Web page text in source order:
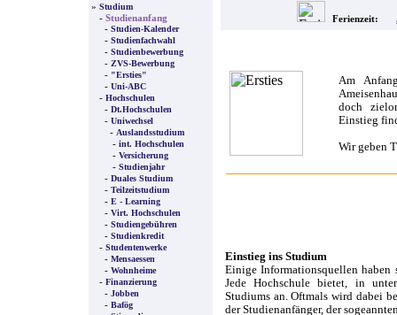
» Studium
- Studienanfang
- Studien-Kalender
- Studienfachwahl
- Studienbewerbung
- ZVS-Bewerbung
- "Ersties"
- Uni-ABC
- Hochschulen
- Dt.Hochschulen
- Uniwechsel
- Auslandsstudium
- int. Hochschulen
- Versicherung
- Studienjahr
- Duales Studium
- Teilzeitstudium
- E - Learning
- Virt. Hochschulen
- Studiengebühren
- Studienkredit
- Studentenwerke
- Mensaessen
- Wohnheime
- Finanzierung
- Jobben
- Bafög
Ferienzeit:
Am
doch
Einstieg
Wir geben
Einstieg ins Studium
Einige Informationsquellen haben
Jede Hochschule bietet, in
Studiums an. Oftmals wird dabei
der Studienanfänger, der